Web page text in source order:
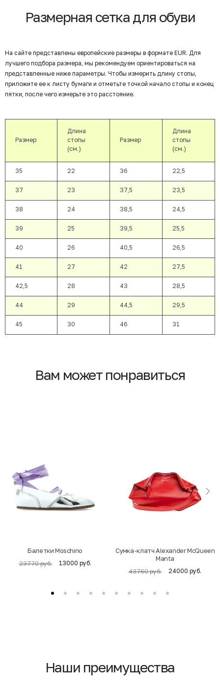
Размерная сетка для обуви
На сайте представлены европейские размеры в формате EUR. Для
лучшего подбора размера, мы рекомендуем ориентироваться на
представленные ниже параметры. Чтобы измерить длину стопы,
приложите ее к листу бумаги и отметьте точкой начало стопы и конец
пятки, после чего измерьте это расстояние.
Размер
Длина
стопы
(см.)
Размер
Длина
стопы
(см.)
35 22 36 22,5
37 23 37,5 23,5
38 24 38,5 24,5
39 25 39,5 25,5
40 26 40,5 26,5
41 27 42 27,5
42,5 28 43 28,5
44 29 44,5 29,5
45 30 46 31
Вам может понравиться
Балетки Moschino
23770 руб. 13000 руб.
Cумка-клатч Alexander McQueen
Manta
43760 руб. 24000 руб.
Наши преимущества